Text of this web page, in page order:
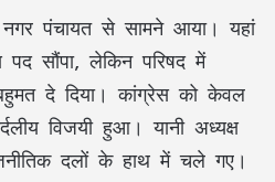
पंचायत से सामने आया। यहां
सौंपा, लेकिन परिषद में
दे दिया। कांग्रेस को केवल
विजयी हुआ। यानी अध्यक्ष
दलों के हाथ में चले गए।